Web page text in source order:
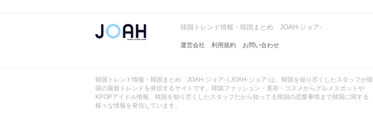
韓国トレンド情報・韓国まとめ JOAH-ジョア-
運営会社 利用規約 お問い合わせ
韓国トレンド情報・韓国まとめ JOAH-ジョア- | JOAH-ジョア-は、韓国を知り尽くしたスタッフが韓
国の最新トレンドを発信するサイトです。韓国ファッション・美容・コスメからグルメスポットや
KPOPアイドル情報、韓国を知り尽くしたスタッフだから知ってる韓国の恋愛事情まで韓国に関する
様々な情報を発信しています。